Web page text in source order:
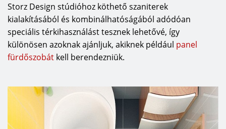
Storz Design stúdióhoz köthető szaniterek
kialakításából és kombinálhatóságából adódóan
speciális térkihasználást tesznek lehetővé, így
különösen azoknak ajánljuk, akiknek például panel
fürdőszobát kell berendezniük.